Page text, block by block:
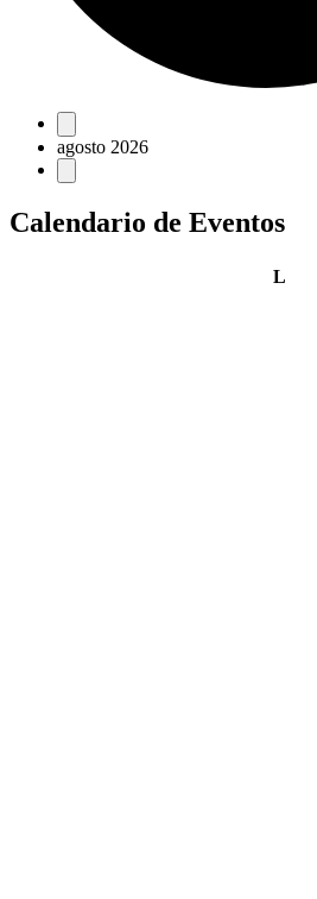
Eventos
agosto 2026
Calendario de Eventos
Llunes